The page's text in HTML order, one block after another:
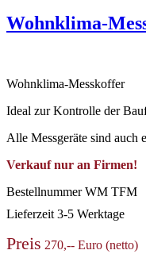
Wohnklima-
Wohnklima-Messkoffer
Ideal zur Kontrolle der
Alle Messgeräte sind auch
Verkauf nur an Firmen!
BestellnummerWM TFM
Lieferzeit 3-5 Werktage
Preis 270,-- Euro (netto)